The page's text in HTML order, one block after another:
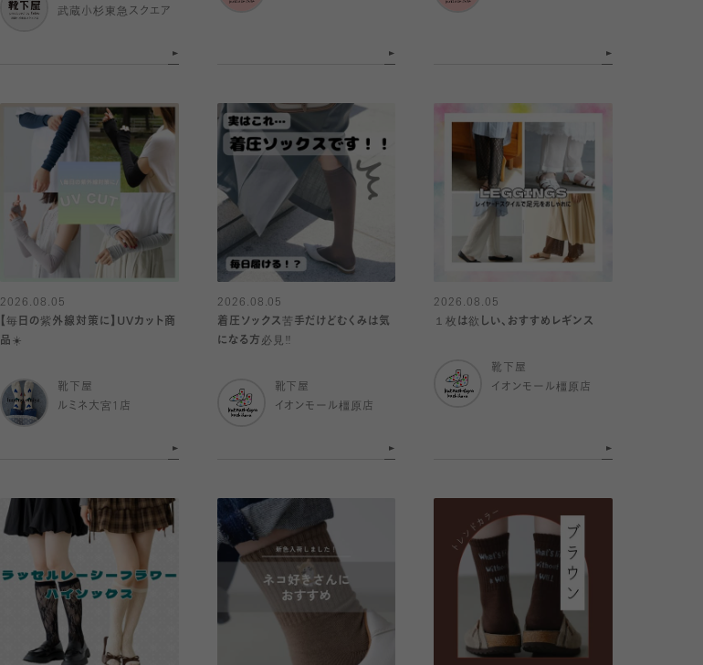
武蔵小杉東急スクエア
2026.08.05
【毎日の紫外線対策に】UVカット商
品☀️
靴下屋
ルミネ大宮1店
2026.08.05
着圧ソックス苦手だけどむくみは気
になる方必見‼️
靴下屋
イオンモール橿原店
2026.08.05
１枚は欲しい、おすすめレギンス
靴下屋
イオンモール橿原店